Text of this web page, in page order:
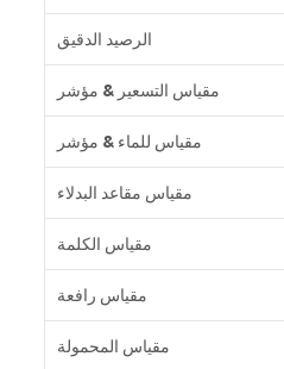
الرصيد الدقيق
مقياس التسعير & مؤشر
مقياس للماء & مؤشر
مقياس مقاعد البدلاء
مقياس الكلمة
مقياس رافعة
مقياس المحمولة